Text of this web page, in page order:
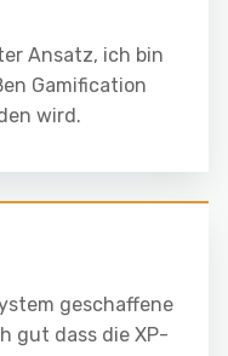
Ansatz, ich bin
Gamification
wird.
geschaffene
gut dass die XP-